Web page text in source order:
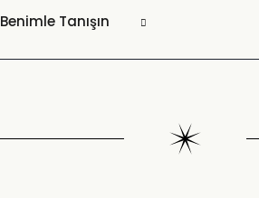
Benimle Tanışın